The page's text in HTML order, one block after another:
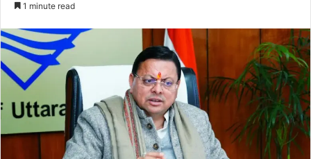
n
e
m
a
1 minute read